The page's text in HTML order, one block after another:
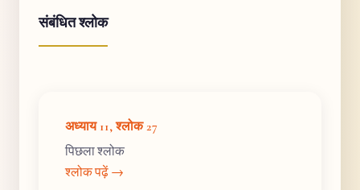
संबंधित श्लोक
अध्याय 11, श्लोक 27
पिछला श्लोक
श्लोक पढ़ें →